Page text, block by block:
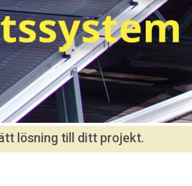
lösning till ditt projekt.